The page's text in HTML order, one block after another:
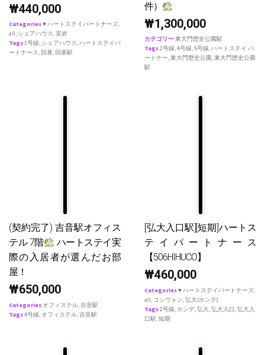
₩440,000
Categories♥ ハートステイパートナーズ,
all, シェアハウス,安岩
Tags1号線, シェアハウス,ハートステイパ
ートナース, 回基, 回基駅
件）
₩1,300,000
カテゴリー東大門歴史公園駅
Tags2号線,4号線, 5号線,ハートステイ パ
ートナー,東大門歴史公園 ,東大門歴史公園
駅
(契約完了) 吉音駅オフィス
テル 7階
ハートステイ実
際の入居者が選んだお部
屋！
₩650,000
Categories オフィステル,吉音駅
Tags4号線, オフィステル,吉音駅
[弘大入口駅][短期]ハートス
テイパートナース
【506HIHUCO】
₩460,000
Categories♥ ハートステイパートナーズ,
all, コシウォン,弘大(ホンデ)
Tags2号線,ホンデ,弘大,弘大入口,弘大入
口駅,短期